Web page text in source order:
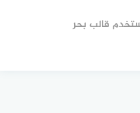
قالب بحر